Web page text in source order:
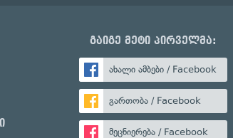
გაიგე მეტი პირველმა:
ახალი ამბები / Facebook
გართობა / Facebook
მეცნიერება / Facebook